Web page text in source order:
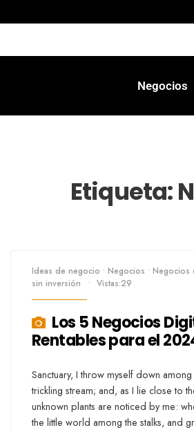
Negocios
Etiqueta:
Ideas de negocio • Negocios • Negocios
sin inversión
• Vistas:29
Los 5 Negocios
Rentables para el
Sanctuary, I throw myself down
trickling stream; and, as I lie close to
unknown plants are noticed by me:
the little world among the stalks, and